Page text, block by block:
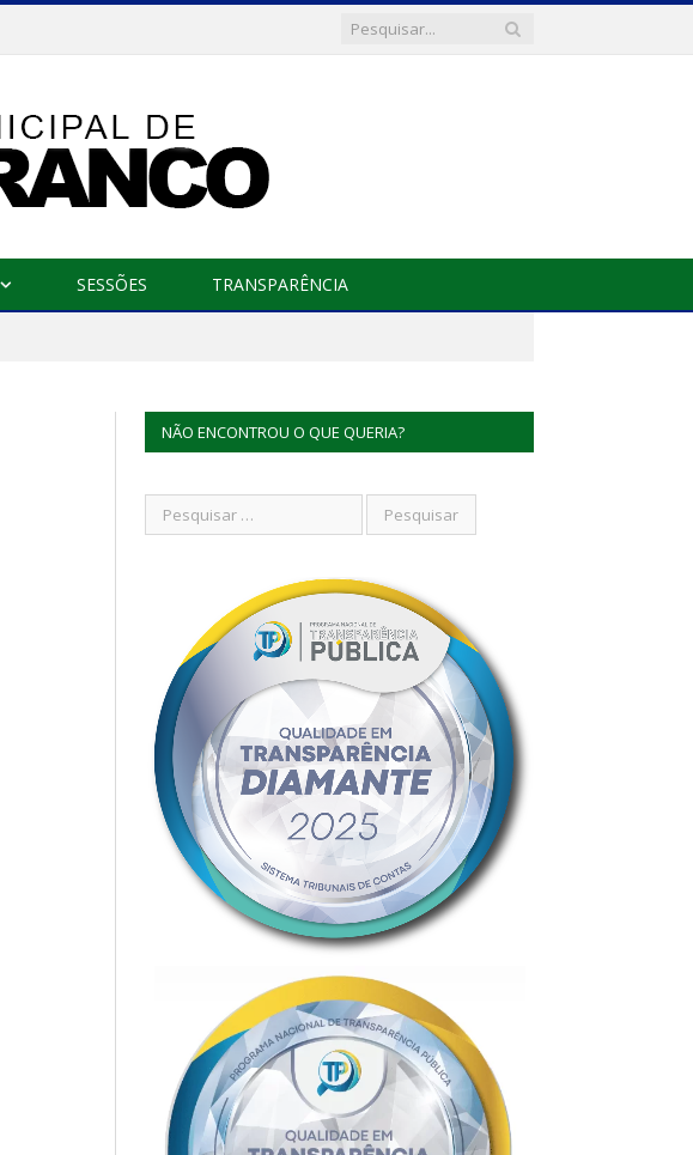
SESSÕES TRANSPARÊNCIA
NÃO ENCONTROU O QUE QUERIA?